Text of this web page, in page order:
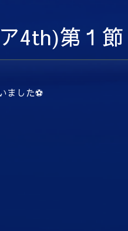
4th)第１節
ました⚽️